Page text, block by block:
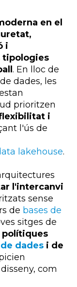
en el
i
tipologies
. En lloc de
dades, les
prioritzen
i
l'ús de
lakehouse.
l'intercanvi
sense
de bases de
sitges de
dades i de
com